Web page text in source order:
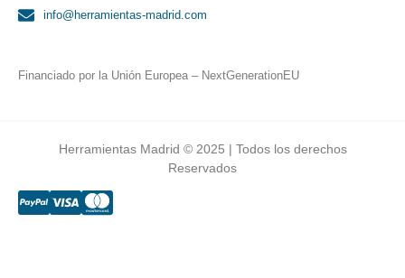
info@herramientas-madrid.com
Financiado por la Unión Europea – NextGenerationEU
Herramientas Madrid © 2025 | Todos los derechos
Reservados